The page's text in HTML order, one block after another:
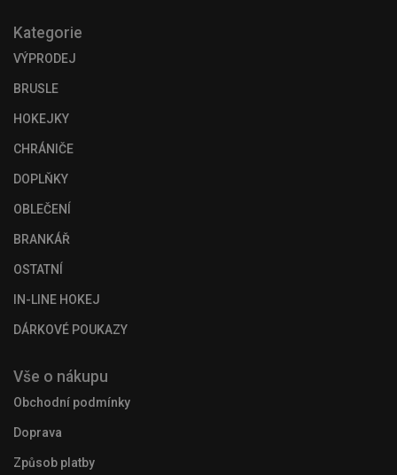
Kategorie
VÝPRODEJ
BRUSLE
HOKEJKY
CHRÁNIČE
DOPLŇKY
OBLEČENÍ
BRANKÁŘ
OSTATNÍ
IN-LINE HOKEJ
DÁRKOVÉ POUKAZY
Vše o nákupu
Obchodní podmínky
Doprava
Způsob platby